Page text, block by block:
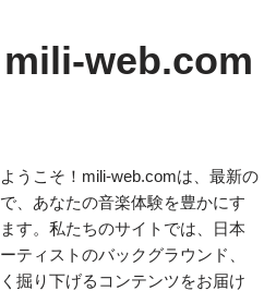
web.com
うこそ！mili-web.comは、最新の
、あなたの音楽体験を豊かにす
す。私たちのサイトでは、日本
ティストのバックグラウンド、
掘り下げるコンテンツをお届け